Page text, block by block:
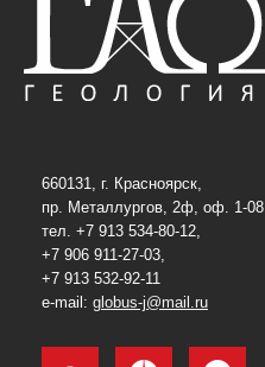
660131, г. Красноярск,
пр. Металлургов, 2ф, оф. 1-08
тел. +7 913 534-80-12,
+7 906 911-27-03,
+7 913 532-92-11
e-mail: globus-j@mail.ru